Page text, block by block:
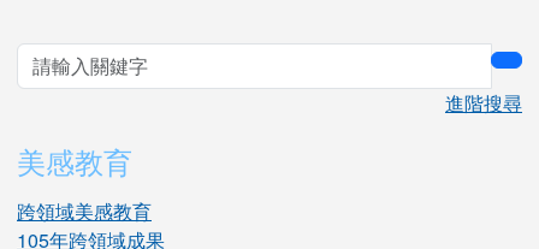
進階搜尋
美感教育
跨領域美感教育
105年跨領域成果